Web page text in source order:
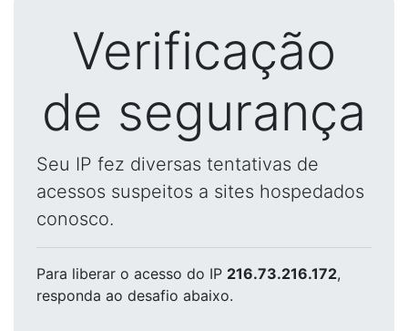
Verificação
de segurança
Seu IP fez diversas tentativas de
acessos suspeitos a sites hospedados
conosco.
Para liberar o acesso do IP 216.73.216.172,
responda ao desafio abaixo.